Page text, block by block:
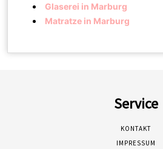
Glaserei in Marburg
Matratze in Marburg
Service
KONTAKT
IMPRESSUM